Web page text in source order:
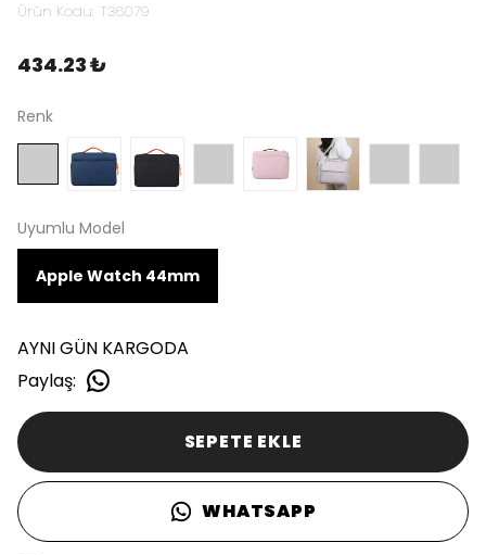
Ürün Kodu: T36079
434.23 ₺
Renk
Uyumlu Model
Apple Watch 44mm
AYNI GÜN KARGODA
Paylaş:
SEPETE EKLE
WHATSAPP